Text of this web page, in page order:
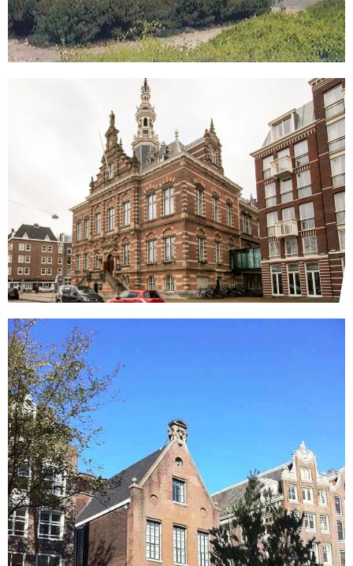
Raadhuishotel
Amsteldijk 67
Amsterdam
Vleeshal, St Pieterhalsteeg 3
Amsterdam